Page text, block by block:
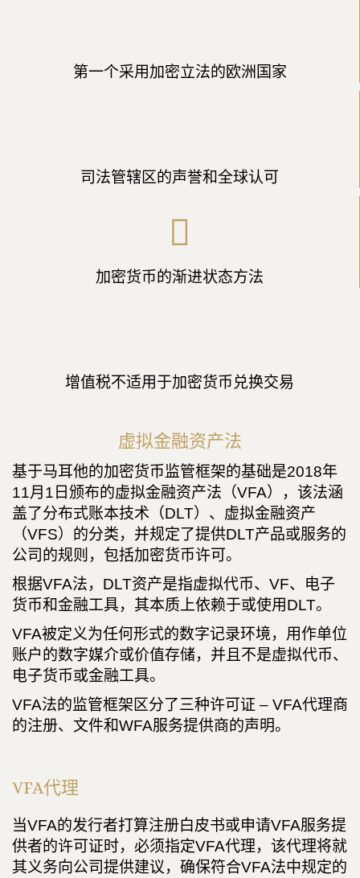
第一个采用加密立法的欧洲国家
司法管辖区的声誉和全球认可
加密货币的渐进状态方法
增值税不适用于加密货币兑换交易
虚拟金融资产法
基于马耳他的加密货币监管框架的基础是2018年
11月1日颁布的虚拟金融资产法（VFA），该法涵
盖了分布式账本技术（DLT）、虚拟金融资产
（VFS）的分类，并规定了提供DLT产品或服务的
公司的规则，包括加密货币许可。
根据VFA法，DLT资产是指虚拟代币、VF、电子
货币和金融工具，其本质上依赖于或使用DLT。
VFA被定义为任何形式的数字记录环境，用作单位
账户的数字媒介或价值存储，并且不是虚拟代币、
电子货币或金融工具。
VFA法的监管框架区分了三种许可证 – VFA代理商
的注册、文件和WFA服务提供商的声明。
VFA代理
当VFA的发行者打算注册白皮书或申请VFA服务提
供者的许可证时，必须指定VFA代理，该代理将就
其义务向公司提供建议，确保符合VFA法中规定的